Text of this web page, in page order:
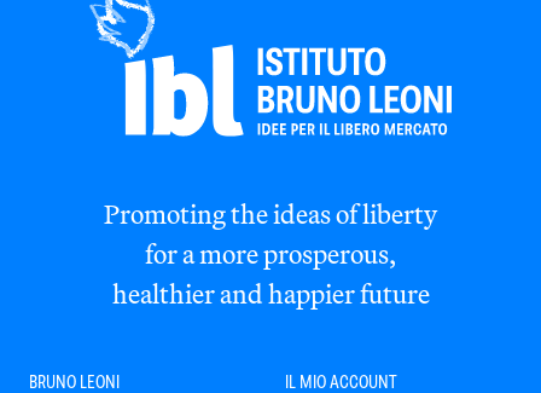
Promoting the ideas of liberty
for a more prosperous,
healthier and happier future
BRUNO LEONI
IL MIO ACCOUNT